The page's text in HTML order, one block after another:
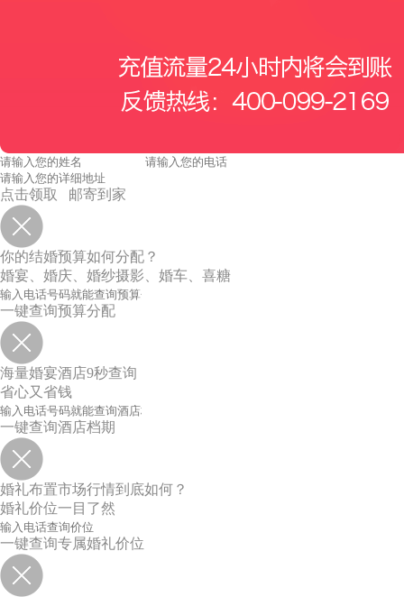
点击领取 邮寄到家
你的结婚预算如何分配？
婚宴、婚庆、婚纱摄影、婚车、喜糖
一键查询预算分配
海量婚宴酒店9秒查询
省心又省钱
一键查询酒店档期
婚礼布置市场行情到底如何？
婚礼价位一目了然
一键查询专属婚礼价位